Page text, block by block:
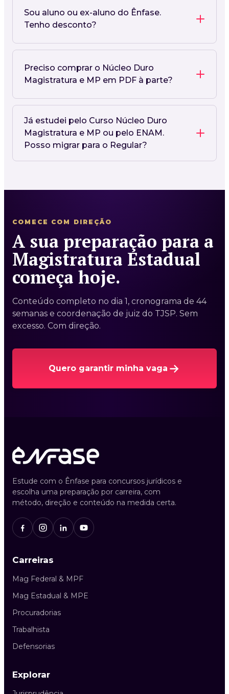
Sou aluno ou ex-aluno do Ênfase.
Tenho desconto?
Preciso comprar o Núcleo Duro
Magistratura e MP em PDF à parte?
Já estudei pelo Curso Núcleo Duro
Magistratura e MP ou pelo ENAM.
Posso migrar para o Regular?
COMECE COM DIREÇÃO
A sua preparação para a
Magistratura Estadual
começa hoje.
Conteúdo completo no dia 1, cronograma de 44
semanas e coordenação de juiz do TJSP. Sem
excesso. Com direção.
Quero garantir minha vaga
Estude com o Ênfase para concursos jurídicos e
escolha uma preparação por carreira, com
método, direção e conteúdo na medida certa.
Carreiras
Mag Federal & MPF
Mag Estadual & MPE
Procuradorias
Trabalhista
Defensorias
Explorar